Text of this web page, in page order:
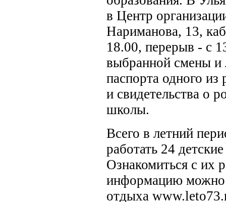
в Центр
Нариманова, 13,
18.00, перерыв - с
выбранной смены и
паспорта одного из
и свидетельства о
школы.
Всего в летний
работать 24
Ознакомиться с их
информацию можно
отдыха